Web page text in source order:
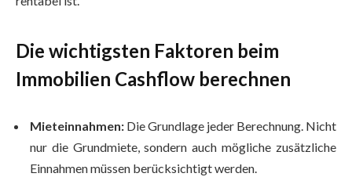
Die wichtigsten Faktoren beim
Immobilien Cashflow berechnen
Mieteinnahmen: Die Grundlage jeder Berechnung. Nicht
nur die Grundmiete, sondern auch mögliche zusätzliche
Einnahmen müssen berücksichtigt werden.